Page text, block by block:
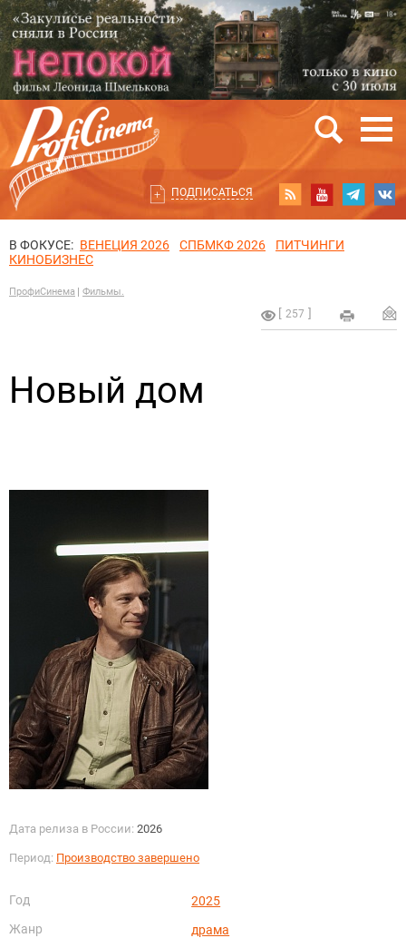
ПОДПИСАТЬСЯ
В ФОКУСЕ: ВЕНЕЦИЯ 2026 СПБМКФ 2026
ПИТЧИНГИ
КИНОБИЗНЕС
ПрофиСинема Фильмы.
257
Новый дом
Дата релиза в России: 2026
Период: Производство завершено
Год
2025
Жанр
драма